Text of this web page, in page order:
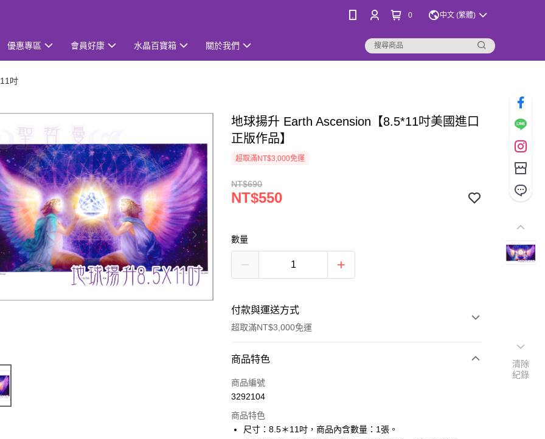
0 中文 (繁體)
優惠專區 會員好康 水晶百寶箱 關於我們
吋
地球揚升 Earth Ascension【8.5*11吋美國進口
正版作品】
超取滿NT$3,000免運
NT$690
NT$550
數量
付款與運送方式
超取滿NT$3,000免運
付款方式
信用卡一次付款
LINE Pay
商品特色
商品編號
3292104
商品特色
尺寸：8.5＊11吋，商品內含數量：1張。
清除
紀錄